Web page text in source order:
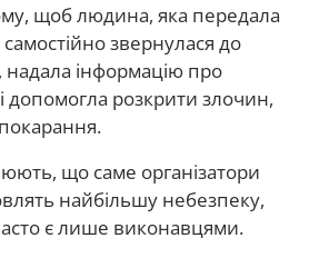
щоб людина, яка передала
звернулася до
надала інформацію про
допомогла розкрити злочин,
що саме організатори
найбільшу небезпеку,
є лише виконавцями.